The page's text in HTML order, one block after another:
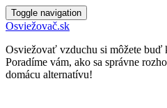
Toggle navigation
Osviežovač.sk
Osviežovať vzduchu si môžete
Poradíme vám, ako sa správne
domácu alternatívu!